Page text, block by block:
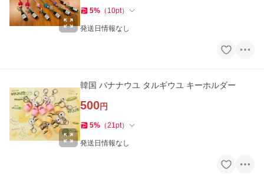
5% （ 10pt）
発送日情報なし
韓国 バナナウユ タルギウユ キーホルダー
500円
5% （21pt）
発送日情報なし